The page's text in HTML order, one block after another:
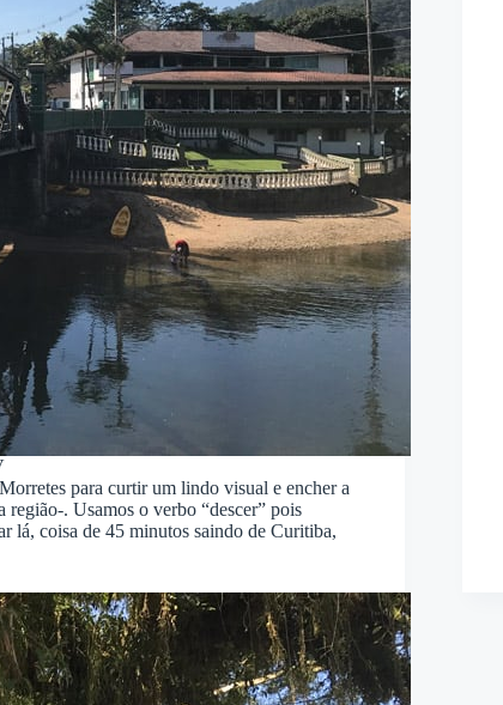
para curtir um lindo visual e encher a
região-. Usamos o verbo “descer” pois
lá, coisa de 45 minutos saindo de Curitiba,